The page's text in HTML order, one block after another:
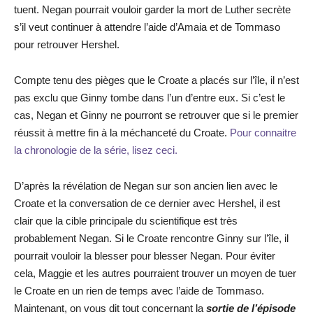
tuent. Negan pourrait vouloir garder la mort de Luther secrète
s’il veut continuer à attendre l’aide d’Amaia et de Tommaso
pour retrouver Hershel.
Compte tenu des pièges que le Croate a placés sur l’île, il n’est
pas exclu que Ginny tombe dans l’un d’entre eux. Si c’est le
cas, Negan et Ginny ne pourront se retrouver que si le premier
réussit à mettre fin à la méchanceté du Croate. Pour connaitre
la chronologie de la série, lisez ceci.
D’après la révélation de Negan sur son ancien lien avec le
Croate et la conversation de ce dernier avec Hershel, il est
clair que la cible principale du scientifique est très
probablement Negan. Si le Croate rencontre Ginny sur l’île, il
pourrait vouloir la blesser pour blesser Negan. Pour éviter
cela, Maggie et les autres pourraient trouver un moyen de tuer
le Croate en un rien de temps avec l’aide de Tommaso.
Maintenant, on vous dit tout concernant la sortie de l’épisode